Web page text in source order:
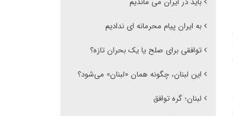
به ایران پیام محرمانه ای ندادیم
توافقی برای صلح یا یک بحران تازه؟
این لبنان، چگونه همان «لبنان» می‌شود؟
لبنان؛ گره توافق